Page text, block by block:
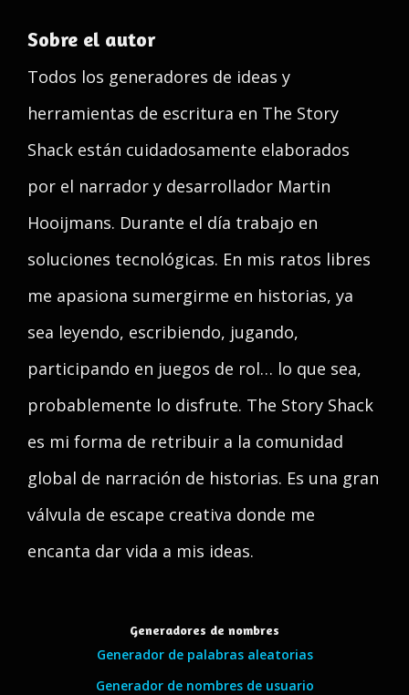
Sobre el autor
Todos los generadores de ideas y
herramientas de escritura en The Story
Shack están cuidadosamente elaborados
por el narrador y desarrollador Martin
Hooijmans. Durante el día trabajo en
soluciones tecnológicas. En mis ratos libres
me apasiona sumergirme en historias, ya
sea leyendo, escribiendo, jugando,
participando en juegos de rol… lo que sea,
probablemente lo disfrute. The Story Shack
es mi forma de retribuir a la comunidad
global de narración de historias. Es una gran
válvula de escape creativa donde me
encanta dar vida a mis ideas.
Generadores de nombres
Generador de palabras aleatorias
Generador de nombres de usuario